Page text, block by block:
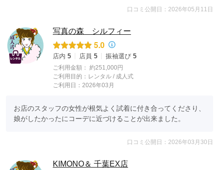
口コミ公開日：2026年05月11日
写真の森 シルフィー
5.0
店内 5 店員 5 振袖選び 5
ご利用金額： 約251,000円
ご利用目的： レンタル / 成人式
ご利用日：2026年03月
お店のスタッフの女性が根気よく試着に付き合ってくださり、
娘がしたかったにコーデに近づけることが出来ました。
口コミ公開日：2026年03月30日
KIMONO＆ 千葉EX店